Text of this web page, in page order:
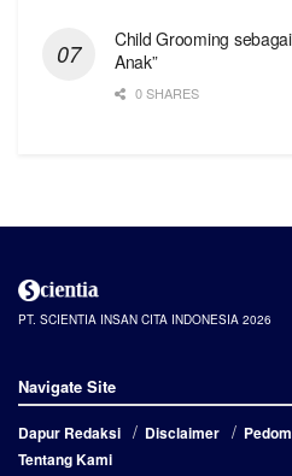
Child Grooming
Anak”
0 SHARES
PT. SCIENTIA INSAN CITA INDONESIA 2026
Navigate Site
Dapur Redaksi Disclaimer
Tentang Kami